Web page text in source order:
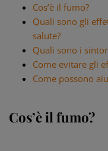
Cos’è il fumo?
Quali sono gli
salute?
Quali sono i
Come evitare gli
Come possono
Cos’è il fumo?